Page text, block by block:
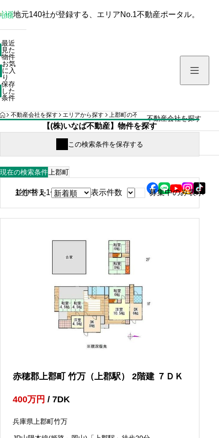
保存した条件
不動産会社を探す
地元140社が登録する、エリアNo.1不動産ポータル。
最近
見た
物件
お気
に入
り
保存
した
条件
HOME
不動産会社を探す エリアから探す 上郡町の不動産会社の検索結果 (株)い
【(株)いなば不動産】物件を探す
現在の検索条件 上郡町
1件中 1-1件表示
並び替え 表示件数 募集中のみ表示
赤穂郡上郡町 竹万（上郡駅） 2階建 ７ＤＫ
400万円 / 7DK
兵庫県上郡町竹万